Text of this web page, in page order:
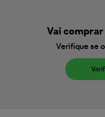
Vai
Verifique se